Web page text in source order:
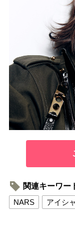
関連キーワー
NARS
アイシ